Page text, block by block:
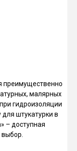
преимущественно
малярных
гидроизоляции
для штукатурки в
– доступная